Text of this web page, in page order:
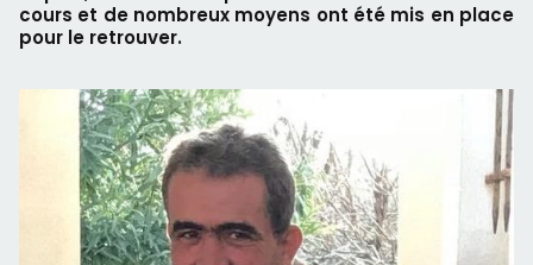
cours et de nombreux moyens ont été mis en place
pour le retrouver.